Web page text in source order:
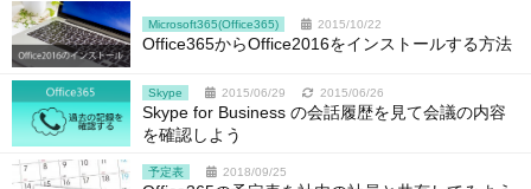
Microsoft365(Office365) 2015/10/22
Office365からOffice2016をインストールする方法
Skype 2015/06/29 2015/06/26
Skype for Business の会話履歴を見て会議の内容
を確認しよう
予定表 2018/09/25